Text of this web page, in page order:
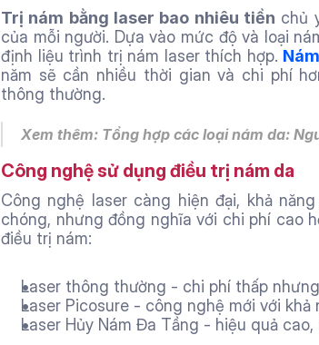
Trị nám bằng laser bao nhiêu tiền chủ
của mỗi người. Dựa vào mức độ và loại
định liệu trình trị nám laser thích hợp.
năm sẽ cần nhiều thời gian và chi phí
thông thường.
Xem thêm: Tổng hợp các loại nám da:
Công nghệ sử dụng điều trị nám da
Công nghệ laser càng hiện đại, khả
chóng, nhưng đồng nghĩa với chi phí cao
điều trị nám:
Laser thông thường - chi phí thấp
Laser Picosure - công nghệ mới với khả
Laser Hủy Nám Đa Tầng - hiệu quả